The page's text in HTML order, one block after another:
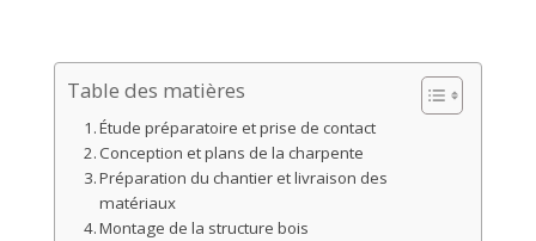
Table des matières
Étude préparatoire et prise de contact
Conception et plans de la charpente
Préparation du chantier et livraison des
matériaux
Montage de la structure bois